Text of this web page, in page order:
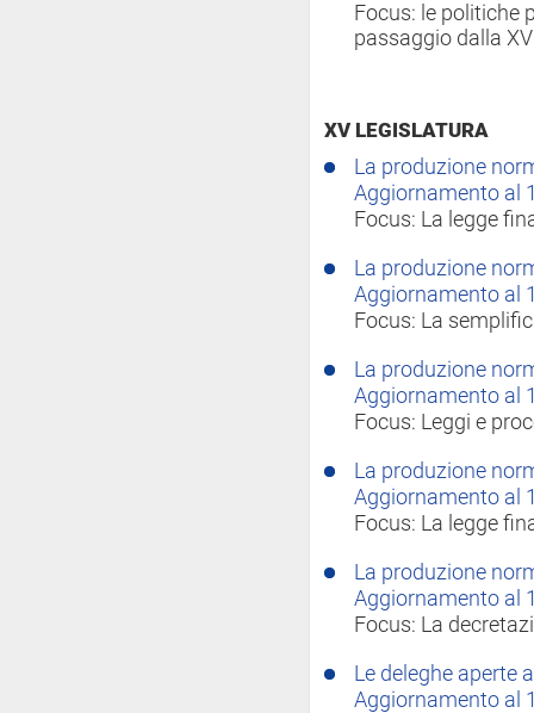
Focus: le politiche
passaggio dalla
XV LEGISLATURA
La produzione
Aggiornamento al
Focus: La legge
La produzione
Aggiornamento al
Focus: La
La produzione
Aggiornamento al
Focus: Leggi e
La produzione
Aggiornamento al
Focus: La legge
La produzione
Aggiornamento al
Focus: La
Le deleghe aperte
Aggiornamento al